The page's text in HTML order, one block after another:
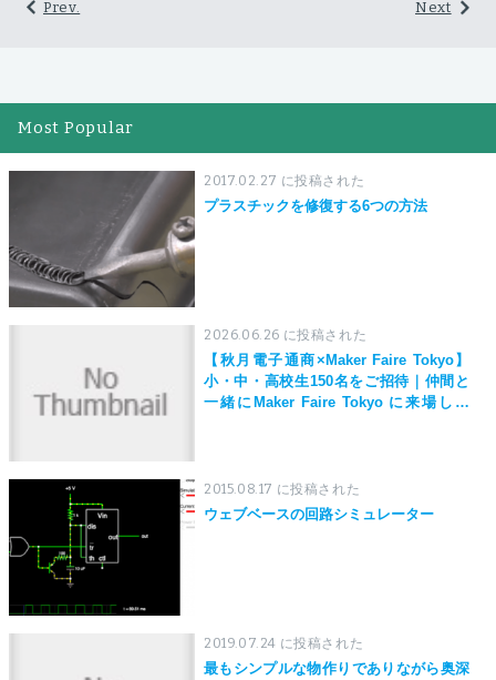
Next
Prev.
Most Popular
2017.02.27 に投稿された
プラスチックを修復する6つの方法
2026.06.26 に投稿された
【秋月電子通商×Maker Faire Tokyo】
小・中・高校生150名をご招待｜仲間と
一緒にMaker Faire Tokyo に来場しよ
2015.08.17 に投稿された
ウェブベースの回路シミュレーター
2019.07.24 に投稿された
最もシンプルな物作りでありながら奥深